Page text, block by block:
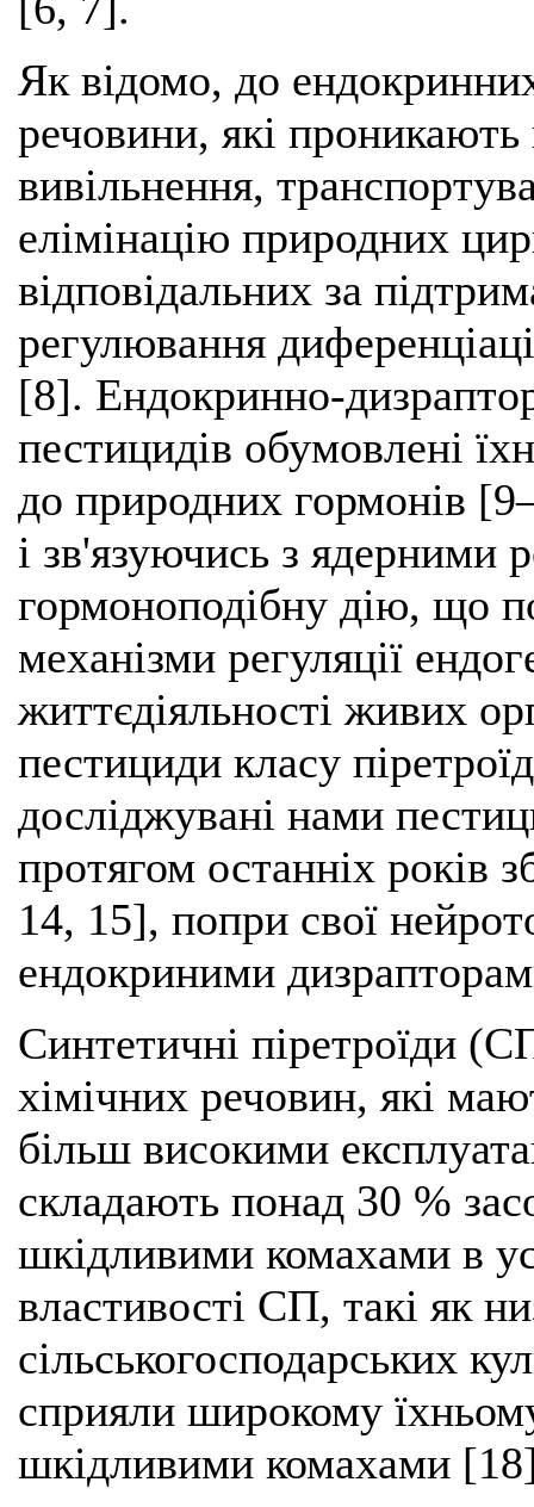
Як відомо, до
речовини, які
вивільнення,
елімінацію природних
відповідальних за
регулювання
[8]. Ендокринно-
пестицидів обумовлені
до природних гормонів
і зв'язуючись з ядерними
гормоноподібну дію, що
механізми регуляції
життєдіяльності живих
пестициди класу
досліджувані нами
протягом останніх років
14, 15], попри свої
ендокриними
Синтетичні піретроїди
хімічних речовин, які
більш високими
складають понад 30 %
шкідливими комахами в
властивості СП, такі як
сільськогосподарських
сприяли широкому
шкідливими комахами